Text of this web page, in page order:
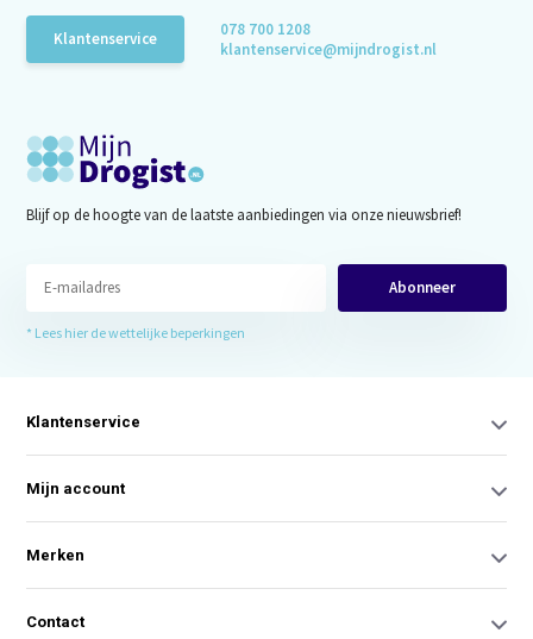
Klantenservice
078 700 1208
klantenservice@mijndrogist.nl
Blijf op de hoogte van de laatste aanbiedingen via onze nieuwsbrief!
Abonneer
* Lees hier de wettelijke beperkingen
Klantenservice
Mijn account
Merken
Contact